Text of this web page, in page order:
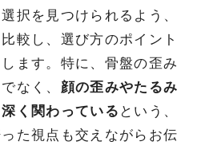
択を見つけられるよう、
較し、選び方のポイント
ます。特に、骨盤の歪み
なく、 顔の歪みやたるみ
く関わっている という、
た視点も交えながらお伝